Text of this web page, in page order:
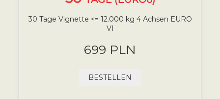
30 Tage Vignette <= 12.000 kg 4 Achsen EURO
VI
699 PLN
BESTELLEN